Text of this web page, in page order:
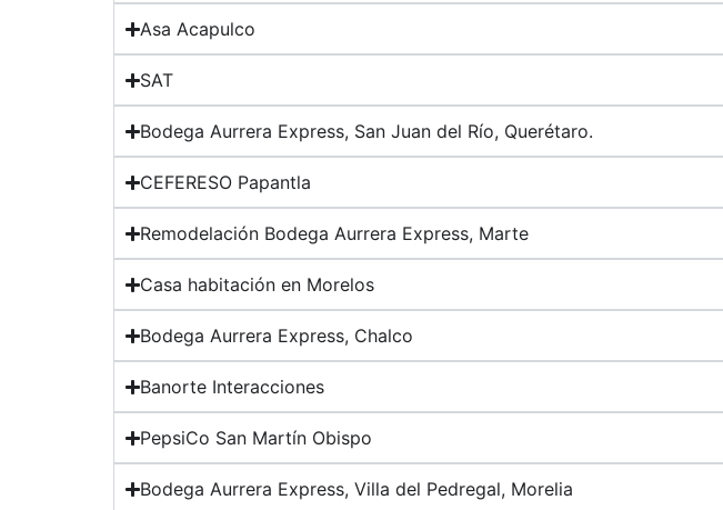
Asa Acapulco
SAT
Bodega Aurrera Express, San Juan del Río, Querétaro.
CEFERESO Papantla
Remodelación Bodega Aurrera Express, Marte
Casa habitación en Morelos
Bodega Aurrera Express, Chalco
Banorte Interacciones
PepsiCo San Martín Obispo
Bodega Aurrera Express, Villa del Pedregal, Morelia